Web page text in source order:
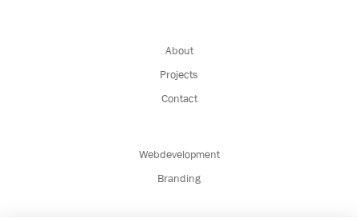
Webdevelopment
Branding
About
Projects
Contact